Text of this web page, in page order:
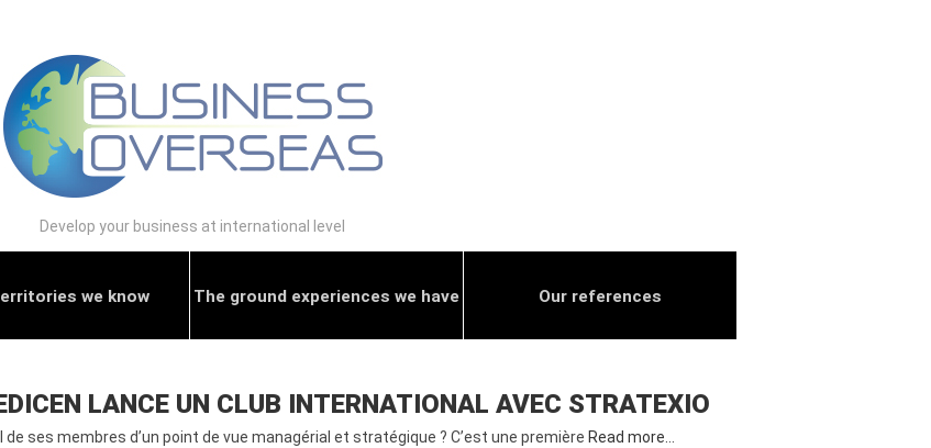
Develop your business at international level
we know The ground experiences we have Our references
LANCE UN CLUB INTERNATIONAL AVEC STRATEXIO
ses membres d’un point de vue managérial et stratégique ? C’est une première Read more…